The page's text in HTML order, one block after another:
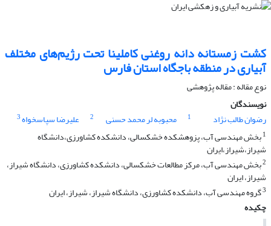
کشت زمستانه دانه روغنی کاملینا تحت رژیم‌های مختلف
آبیاری در منطقه باجگاه استان فارس
نوع مقاله : مقاله پژوهشی
نویسندگان
رضوان طالب نژاد
1 محبوبه لر محمد حسنی 2 علیرضا سپاسخواه3
1بخش مهندسی آب، پزوهشکده خشکسالی، دانشکده کشاورزی،دانشگاه
شیراز،شیراز،ایران
2بخش مهندسی آب، مرکز مطالعات خشکسالی، دانشکده کشاورزی، دانشگاه شیراز،
شیراز، ایران
3گروه مهندسی آب، دانشکده کشاورزی، دانشگاه شیراز، شیراز، ایران
چکیده